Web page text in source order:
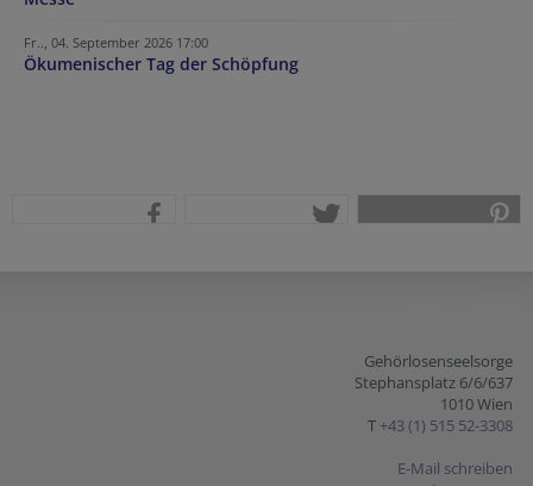
Fr.., 04. September 2026 17:00
Ökumenischer Tag der Schöpfung
Gehörlosenseelsorge
Stephansplatz 6/6/637
1010 Wien
T +43 (1) 515 52-3308
E-Mail schreiben